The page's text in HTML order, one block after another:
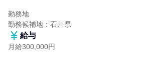
勤務地
勤務候補地：石川県
給与
月給300,000円